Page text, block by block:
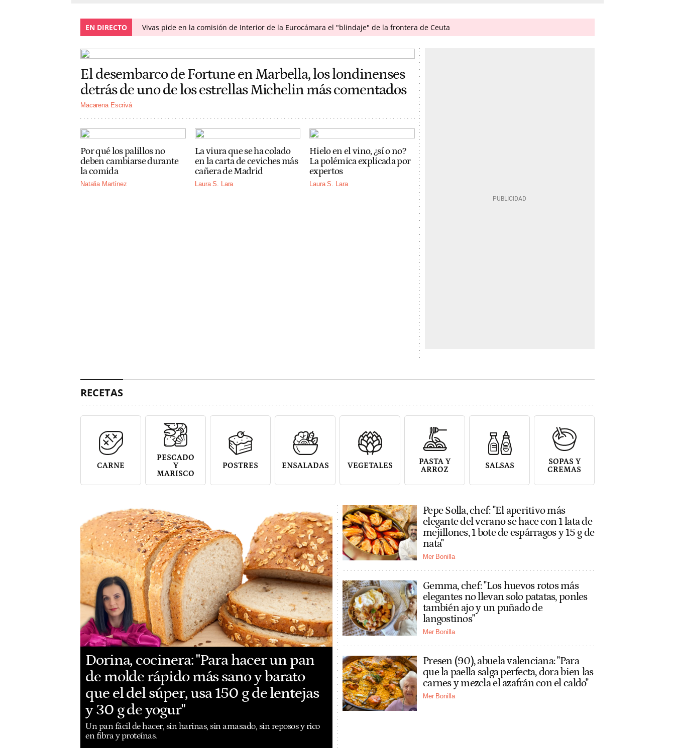
EN DIRECTO Vivas pide en la comisión de Interior de la Eurocámara el "blindaje" de la frontera de Ceuta
El desembarco de Fortune en Marbella, los londinenses
detrás de uno de los estrellas Michelin más comentados
Macarena Escrivá
Por qué los palillos no
deben cambiarse durante
la comida
Natalia Martínez
La viura que se ha colado
en la carta de ceviches más
cañera de Madrid
Laura S. Lara
Hielo en el vino, ¿sí o no?
La polémica explicada por
expertos
Laura S. Lara
RECETAS
CARNE
PESCADO
Y
MARISCO
POSTRES ENSALADAS VEGETALES
PASTA Y
ARROZ
SALSAS
SOPAS Y
CREMAS
Dorina, cocinera: "Para hacer un pan
de molde rápido más sano y barato
que el del súper, usa 150 g de lentejas
y 30 g de yogur"
Un pan fácil de hacer, sin harinas, sin amasado, sin reposos y rico
en fibra y proteínas.
Pepe Solla, chef: "El aperitivo más
elegante del verano se hace con 1 lata de
mejillones, 1 bote de espárragos y 15 g de
nata"
Mer Bonilla
Gemma, chef: "Los huevos rotos más
elegantes no llevan solo patatas, ponles
también ajo y un puñado de
langostinos"
Mer Bonilla
Presen (90), abuela valenciana: "Para
que la paella salga perfecta, dora bien las
carnes y mezcla el azafrán con el caldo"
Mer Bonilla